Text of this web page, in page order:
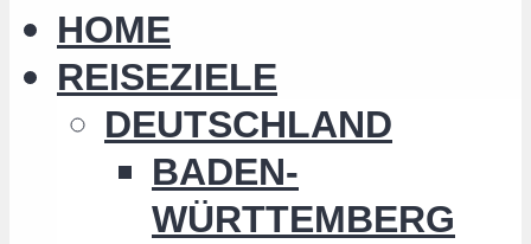
HOME
REISEZIELE
DEUTSCHLAND
BADEN-
WÜRTTEMBERG